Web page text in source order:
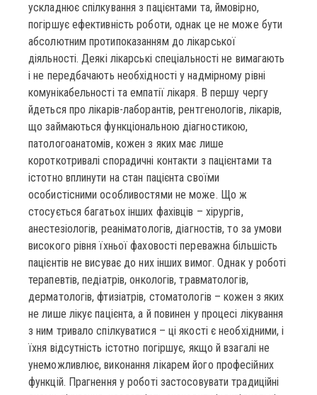
ускладнює спілкування з пацієнтами та, ймовірно,
погіршує ефективність роботи, однак це не може бути
абсолютним протипоказанням до лікарської
діяльності. Деякі лікарські спеціальності не вимагають
і не передбачають необхідності у надмірному рівні
комунікабельності та емпатії лікаря. В першу чергу
йдеться про лікарів-лаборантів, рентгенологів, лікарів,
що займаються функціональною діагностикою,
патологоанатомів, кожен з яких має лише
короткотривалі спорадичні контакти з пацієнтами та
істотно вплинути на стан пацієнта своїми
особистісними особливостями не може. Що ж
стосується багатьох інших фахівців – хірургів,
анестезіологів, реаніматологів, діагностів, то за умови
високого рівня їхньої фаховості переважна більшість
пацієнтів не висуває до них інших вимог. Однак у роботі
терапевтів, педіатрів, онкологів, травматологів,
дерматологів, фтизіатрів, стоматологів – кожен з яких
не лише лікує пацієнта, а й повинен у процесі лікування
з ним тривало спілкуватися – ці якості є необхідними, і
їхня відсутність істотно погіршує, якщо й взагалі не
унеможливлює, виконання лікарем його професійних
функцій. Прагнення у роботі застосовувати традиційні